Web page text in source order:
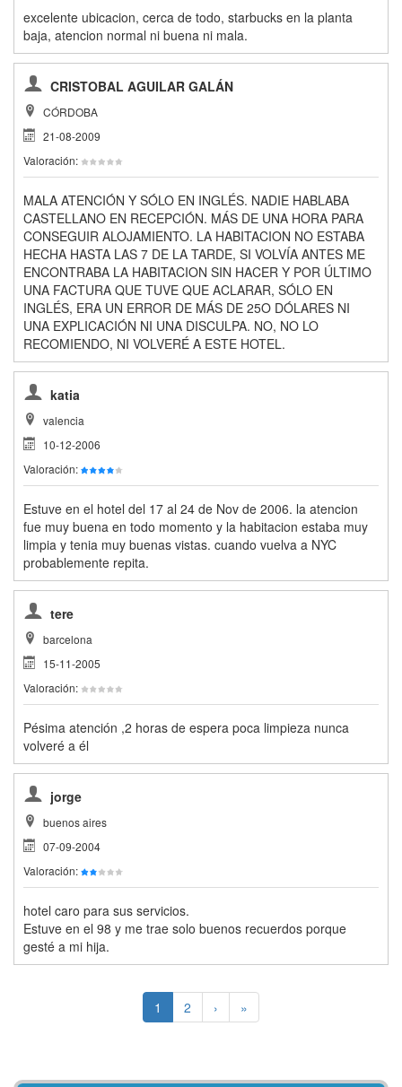
excelente ubicacion, cerca de todo, starbucks en la planta
baja, atencion normal ni buena ni mala.
CRISTOBAL AGUILAR GALÁN
CÓRDOBA
21-08-2009
Valoración:
MALA ATENCIÓN Y SÓLO EN INGLÉS. NADIE HABLABA
CASTELLANO EN RECEPCIÓN. MÁS DE UNA HORA PARA
CONSEGUIR ALOJAMIENTO. LA HABITACION NO ESTABA
HECHA HASTA LAS 7 DE LA TARDE, SI VOLVÍA ANTES ME
ENCONTRABA LA HABITACION SIN HACER Y POR ÚLTIMO
UNA FACTURA QUE TUVE QUE ACLARAR, SÓLO EN
INGLÉS, ERA UN ERROR DE MÁS DE 25O DÓLARES NI
UNA EXPLICACIÓN NI UNA DISCULPA. NO, NO LO
RECOMIENDO, NI VOLVERÉ A ESTE HOTEL.
katia
valencia
10-12-2006
Valoración:
Estuve en el hotel del 17 al 24 de Nov de 2006. la atencion
fue muy buena en todo momento y la habitacion estaba muy
limpia y tenia muy buenas vistas. cuando vuelva a NYC
probablemente repita.
tere
barcelona
15-11-2005
Valoración:
Pésima atención ,2 horas de espera poca limpieza nunca
volveré a él
jorge
buenos aires
07-09-2004
Valoración:
hotel caro para sus servicios.
Estuve en el 98 y me trae solo buenos recuerdos porque
gesté a mi hija.
1 2 › »